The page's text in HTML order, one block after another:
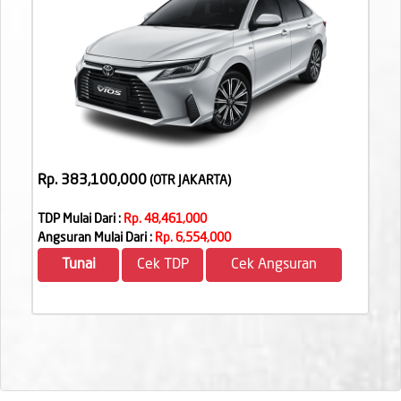
Rp. 383,100,000 (OTR JAKARTA)
TDP Mulai Dari : Rp. 48,461,000
Angsuran Mulai Dari : Rp. 6,554,000
Tunai Cek TDP Cek Angsuran